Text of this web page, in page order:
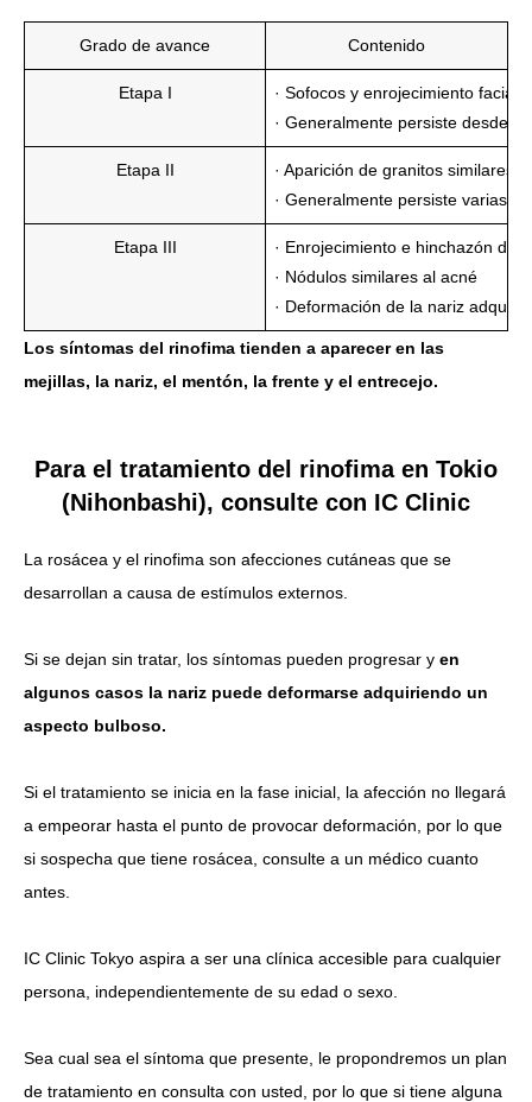
Grado de avance Contenido
Etapa I
· Sofocos y enrojecimiento facial
· Generalmente persiste desde
Etapa II
· Aparición de granitos similares
· Generalmente persiste varias
Etapa III
· Enrojecimiento e hinchazón de
· Nódulos similares al acné
· Deformación de la nariz
Los síntomas del rinofima tienden a aparecer en las
mejillas, la nariz, el mentón, la frente y el entrecejo.
Para el tratamiento del rinofima en Tokio
(Nihonbashi), consulte con IC Clinic
La rosácea y el rinofima son afecciones cutáneas que se
desarrollan a causa de estímulos externos.
Si se dejan sin tratar, los síntomas pueden progresar y en
algunos casos la nariz puede deformarse adquiriendo un
aspecto bulboso.
Si el tratamiento se inicia en la fase inicial, la afección no llegará
a empeorar hasta el punto de provocar deformación, por lo que
si sospecha que tiene rosácea, consulte a un médico cuanto
antes.
IC Clinic Tokyo aspira a ser una clínica accesible para cualquier
persona, independientemente de su edad o sexo.
Sea cual sea el síntoma que presente, le propondremos un plan
de tratamiento en consulta con usted, por lo que si tiene alguna